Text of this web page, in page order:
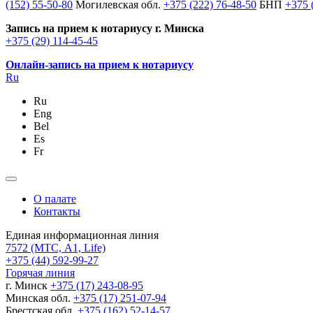
(152) 55-50-80 Могилевская обл. +375 (222) 76-48-50 БНП +375
Запись на прием к нотариусу г. Минска
+375 (29) 114-45-45
Онлайн-запись на прием к нотариусу
Ru
Ru
Eng
Bel
Es
Fr
О палате
Контакты
Единая информационная линия
7572 (МТС, A1, Life)
+375 (44) 592-99-27
Горячая линия
г. Минск +375 (17) 243-08-95
Минская обл. +375 (17) 251-07-94
Брестская обл. +375 (162) 52-14-57